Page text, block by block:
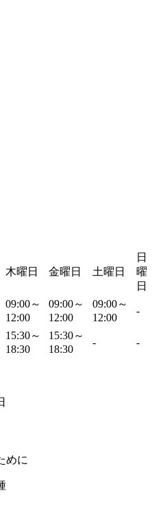
木曜日 金曜日 土曜日
日
曜
日
09:00～
12:00
09:00～
12:00
09:00～
12:00
-
15:30～
18:30
15:30～
18:30
- -
めに